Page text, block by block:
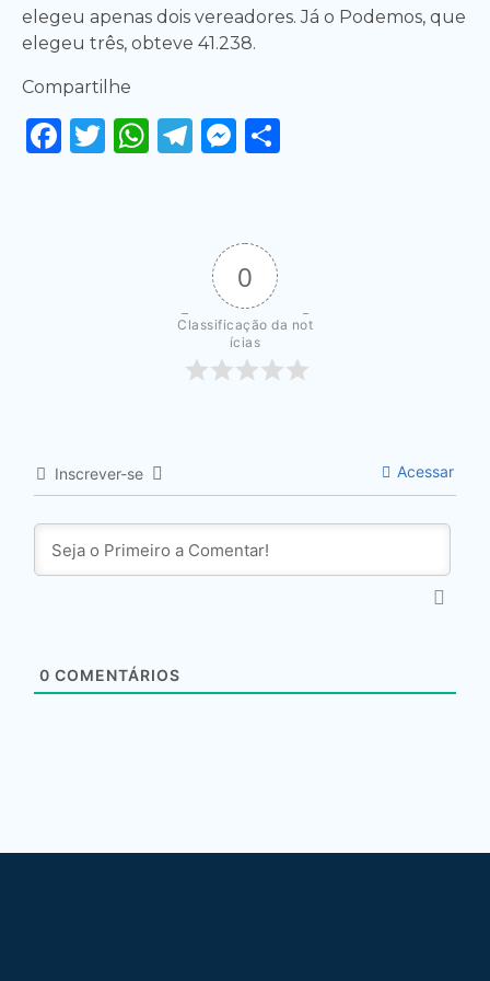
elegeu apenas dois vereadores. Já o Podemos, que
elegeu três, obteve 41.238.
Compartilhe
Facebook
Twitter
WhatsApp
Telegram
Messenger
0
Classificação da not
ícias
Inscrever-se Acessar
0 COMENTÁRIOS